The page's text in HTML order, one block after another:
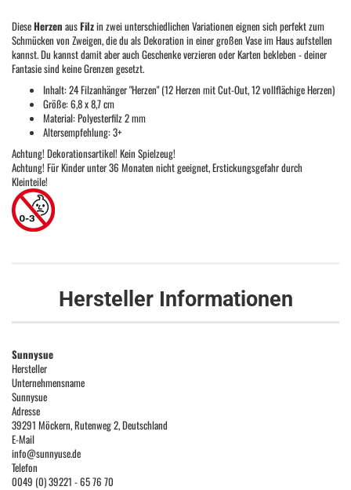
DieseHerzen ausFilzin zwei unterschiedlichen Variationen eignen sich perfekt zum
Schmücken von Zweigen, die du als Dekoration in einer großen Vase im Haus aufstellen
kannst. Du kannst damit aber auch Geschenke verzieren oder Karten bekleben - deiner
Fantasie sind keine Grenzen gesetzt.
Inhalt: 24 Filzanhänger "Herzen" (12 Herzen mit Cut-Out, 12 vollflächige Herzen)
Größe: 6,8 x 8,7 cm
Material: Polyesterfilz 2 mm
Altersempfehlung: 3+
Achtung! Dekorationsartikel! Kein Spielzeug!
Achtung! Für Kinder unter 36 Monaten nicht geeignet, Erstickungsgefahr durch
Kleinteile!
Hersteller Informationen
Sunnysue
Hersteller
Unternehmensname
Sunnysue
Adresse
39291 Möckern, Rutenweg 2, Deutschland
E-Mail
info@sunnyuse.de
Telefon
0049 (0) 39221 - 65 76 70